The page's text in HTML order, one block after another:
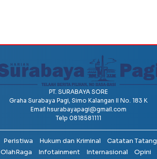
PT. SURABAYA SORE
Graha Surabaya Pagi, Simo Kalangan II No. 183 K
Email hsurabayapagi@gmail.com
Telp 0818581111
Peristiwa Hukum dan Kriminal Catatan Tatang
OlahRaga Infotainment Internasional Opini